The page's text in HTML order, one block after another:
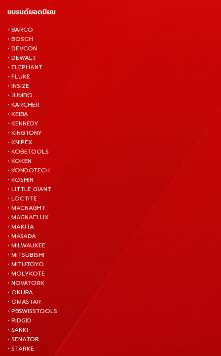
แบรนด์ยอดนิยม
• BARCO
• BOSCH
• DEVCON
• DEWALT
• ELEPHANT
• FLUKE
• INSIZE
• JUMBO
• KARCHER
• KEIBA
• KENNEDY
• KINGTONY
• KNIPEX
• KOBETOOLS
• KOKEN
• KONDOTECH
• KOSHIN
• LITTLE GIANT
• LOCTITE
• MACNAGHT
• MAGNAFLUX
• MAKITA
• MASADA
• MILWAUKEE
• MITSUBISHI
• MITUTOYO
• MOLYKOTE
• NOVATORK
• OKURA
• OMASTAR
• PBSWISSTOOLS
• RIDGID
• SANKI
• SENATOR
• STARKE